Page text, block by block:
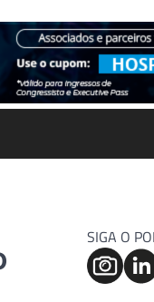
SIGA O